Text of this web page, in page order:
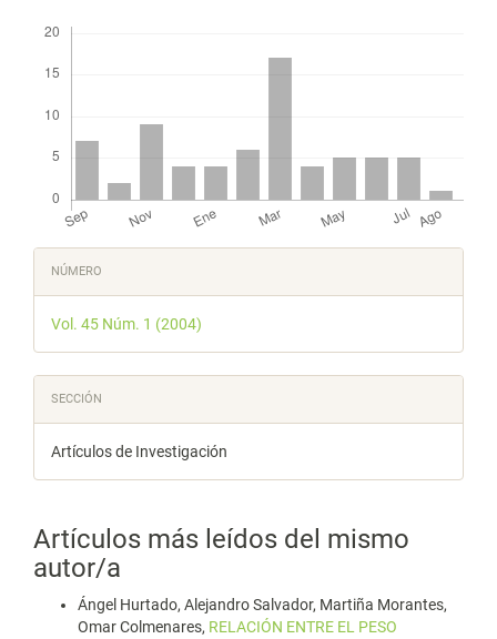
Detalles
del
artículo
NÚMERO
Vol. 45 Núm. 1 (2004)
SECCIÓN
Artículos de Investigación
Artículos más leídos del mismo
autor/a
Ángel Hurtado, Alejandro Salvador, Martiña Morantes,
Omar Colmenares, RELACIÓN ENTRE EL PESO